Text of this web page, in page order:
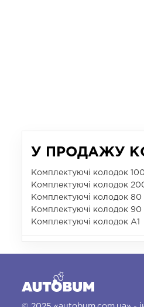
У ПРОДАЖУ
Комплектуючі колодок 100
Комплектуючі колодок
Комплектуючі колодок 80
Комплектуючі колодок 90
Комплектуючі колодок A1